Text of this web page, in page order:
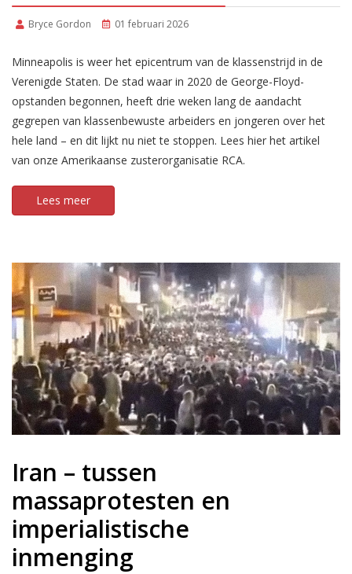
Bryce Gordon 01 februari 2026
Minneapolis is weer het epicentrum van de klassenstrijd in de
Verenigde Staten. De stad waar in 2020 de George-Floyd-
opstanden begonnen, heeft drie weken lang de aandacht
gegrepen van klassenbewuste arbeiders en jongeren over het
hele land – en dit lijkt nu niet te stoppen. Lees hier het artikel
van onze Amerikaanse zusterorganisatie RCA.
Lees meer
Iran – tussen
massaprotesten en
imperialistische
inmenging